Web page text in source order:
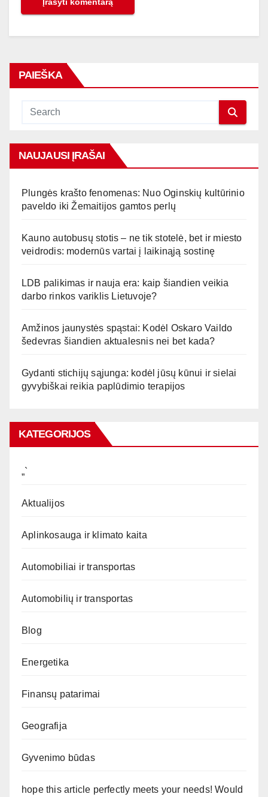
PAIEŠKA
NAUJAUSI ĮRAŠAI
Plungės krašto fenomenas: Nuo Oginskių kultūrinio
paveldo iki Žemaitijos gamtos perlų
Kauno autobusų stotis – ne tik stotelė, bet ir miesto
veidrodis: modernūs vartai į laikinąją sostinę
LDB palikimas ir nauja era: kaip šiandien veikia
darbo rinkos variklis Lietuvoje?
Amžinos jaunystės spąstai: Kodėl Oskaro Vaildo
šedevras šiandien aktualesnis nei bet kada?
Gydanti stichijų sąjunga: kodėl jūsų kūnui ir sielai
gyvybiškai reikia paplūdimio terapijos
KATEGORIJOS
„`
Aktualijos
Aplinkosauga ir klimato kaita
Automobiliai ir transportas
Automobilių ir transportas
Blog
Energetika
Finansų patarimai
Geografija
Gyvenimo būdas
hope this article perfectly meets your needs! Would